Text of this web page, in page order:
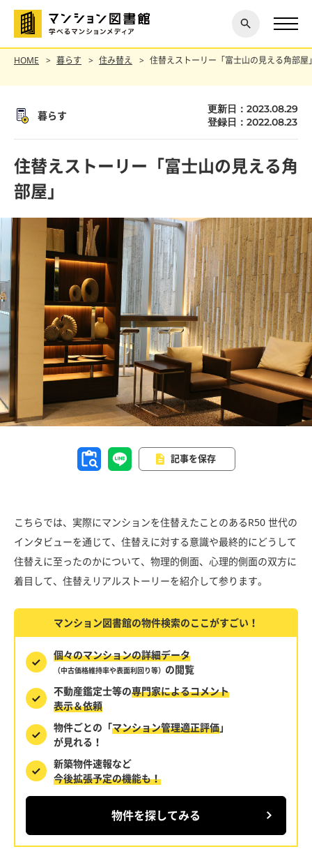
探す
閉じ
る
HOME 暮らす 住み替え 住替えストーリー「富士山の見える角部屋
暮らす
更新日：2023.08.29
登録日：2022.08.23
住替えストーリー「富士山の見える角
部屋」
記事を保存
こちらでは、実際にマンションを住替えたことのあるR50 世代の
インタビューを通じて、住替えに対する意識や最終的にどうして
住替えに至ったのかについて、物理的側面、心理的側面の双方に
着目して、住替えリアルストーリーを紹介して参ります。
マンション図書館の物件検索のここがすごい！
個々のマンションの詳細データ
（中古価格維持率や表面利回り等） の閲覧
不動産鑑定士等の専門家によるコメント
表示＆依頼
物件ごとの「マンション管理適正評価」
が見れる！
新築物件速報など
今後拡張予定の機能も！
物件を探してみる